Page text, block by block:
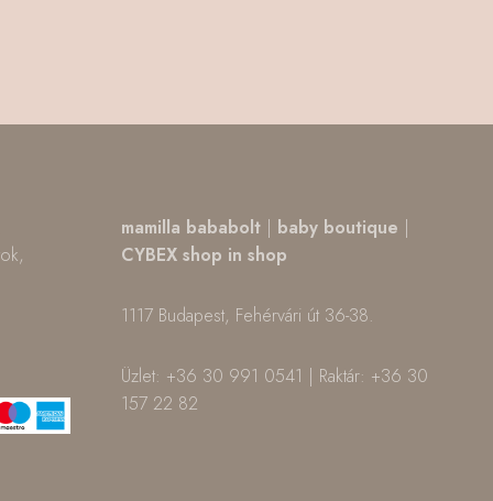
mamilla bababolt | baby boutique |
CYBEX shop in shop
1117 Budapest, Fehérvári út 36-38.
Üzlet: +36 30 991 0541 | Raktár: +36 30
157 22 82